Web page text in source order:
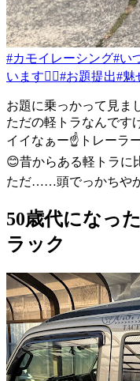
#カモイレーシング#い
います🙇‍♂️#お題提出#魅
お題に乗っかって見ま
ただの軽トラなんです
イイなぁー☝️トレーラ
😊昔からある軽トラに
ただ……頭でっかちや
50歳代になっ
ラック